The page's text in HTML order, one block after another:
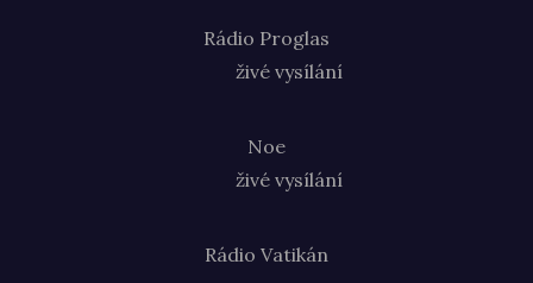
Rádio Proglas
živé vysílání
Noe
živé vysílání
Rádio Vatikán